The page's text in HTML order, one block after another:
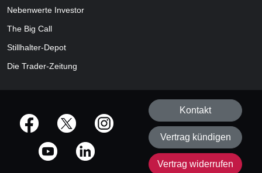
Nebenwerte Investor
The Big Call
Stillhalter-Depot
Die Trader-Zeitung
offizielle Social Media-Accounts
Kontakt
Vertrag kündigen
Vertrag widerrufen